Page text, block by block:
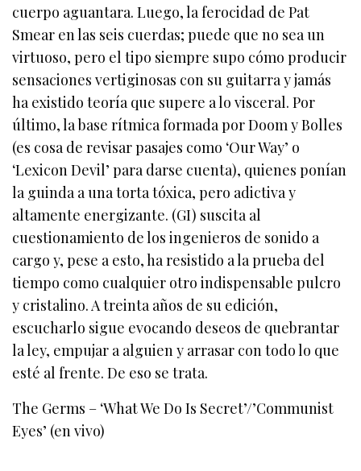
cuerpo aguantara. Luego, la ferocidad de Pat
Smear en las seis cuerdas; puede que no sea un
virtuoso, pero el tipo siempre supo cómo producir
sensaciones vertiginosas con su guitarra y jamás
ha existido teoría que supere a lo visceral. Por
último, la base rítmica formada por Doom y Bolles
(es cosa de revisar pasajes como ‘Our Way’ o
‘Lexicon Devil’ para darse cuenta), quienes ponían
la guinda a una torta tóxica, pero adictiva y
altamente energizante. (GI) suscita al
cuestionamiento de los ingenieros de sonido a
cargo y, pese a esto, ha resistido a la prueba del
tiempo como cualquier otro indispensable pulcro
y cristalino. A treinta años de su edición,
escucharlo sigue evocando deseos de quebrantar
la ley, empujar a alguien y arrasar con todo lo que
esté al frente. De eso se trata.
The Germs – ‘What We Do Is Secret’/’Communist
Eyes’ (en vivo)